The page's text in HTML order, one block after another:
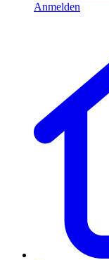
Anmelden